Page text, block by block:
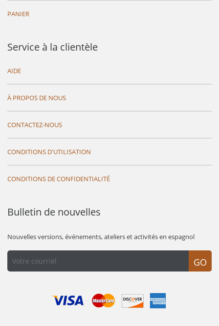
PANIER
Service à la clientèle
AIDE
À PROPOS DE NOUS
CONTACTEZ-NOUS
CONDITIONS D'UTILISATION
CONDITIONS DE CONFIDENTIALITÉ
Bulletin de nouvelles
Nouvelles versions, événements, ateliers et activités en espagnol
GO